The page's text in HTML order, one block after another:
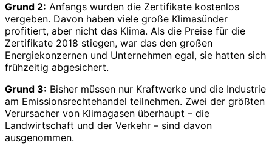
Grund 2: Anfangs wurden die Zertifikate kostenlos
vergeben. Davon haben viele große Klimasünder
profitiert, aber nicht das Klima. Als die Preise für die
Zertifikate 2018 stiegen, war das den großen
Energiekonzernen und Unternehmen egal, sie hatten sich
frühzeitig abgesichert.
Grund 3: Bisher müssen nur Kraftwerke und die Industrie
am Emissionsrechtehandel teilnehmen. Zwei der größten
Verursacher von Klimagasen überhaupt – die
Landwirtschaft und der Verkehr – sind davon
ausgenommen.